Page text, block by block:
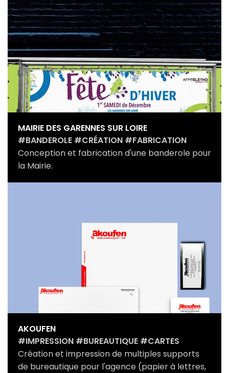
MAIRIE DES GARENNES SUR LOIRE
#BANDEROLE #CRÉATION #FABRICATION
Conception et fabrication d'une banderole pour
la Mairie.
AKOUFEN
#IMPRESSION #BUREAUTIQUE #CARTES
Création et impression de multiples supports
de bureautique pour l'agence (papier à lettres,